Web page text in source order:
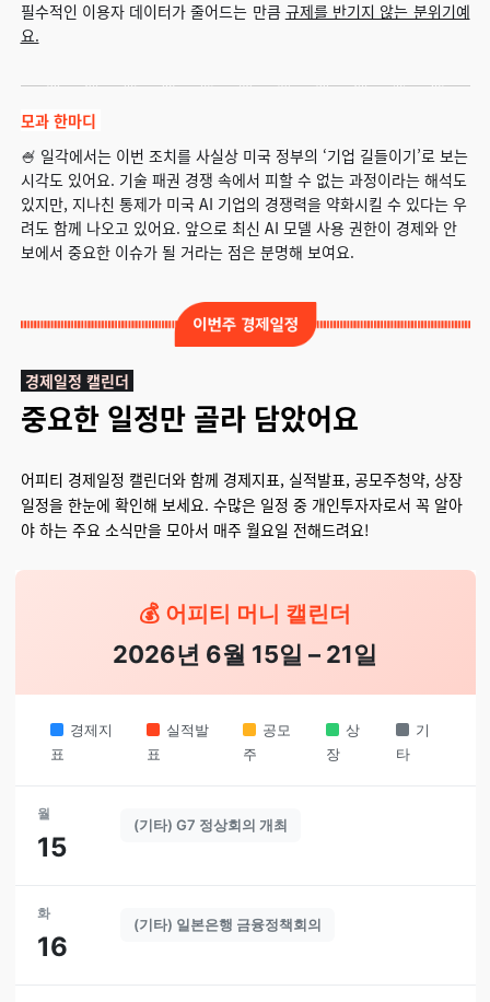
필수적인 이용자 데이터가 줄어드는 만큼 규제를 반기지 않는 분위기예
요.
모과 한마디
🍧 일각에서는 이번 조치를 사실상 미국 정부의 ‘기업 길들이기’로 보는
시각도 있어요. 기술 패권 경쟁 속에서 피할 수 없는 과정이라는 해석도
있지만, 지나친 통제가 미국 AI 기업의 경쟁력을 약화시킬 수 있다는 우
려도 함께 나오고 있어요. 앞으로 최신 AI 모델 사용 권한이 경제와 안
보에서 중요한 이슈가 될 거라는 점은 분명해 보여요.
경제일정 캘린더
중요한 일정만 골라 담았어요
어피티 경제일정 캘린더와 함께 경제지표, 실적발표, 공모주청약, 상장
일정을 한눈에 확인해 보세요. 수많은 일정 중 개인투자자로서 꼭 알아
야 하는 주요 소식만을 모아서 매주 월요일 전해드려요!
💰 어피티 머니 캘린더
2026년 6월 15일 – 21일
경제지
표
실적발
표
공모
주
상
장
기
타
월
15
(기타) G7 정상회의 개최
화
16
(기타) 일본은행 금융정책회의